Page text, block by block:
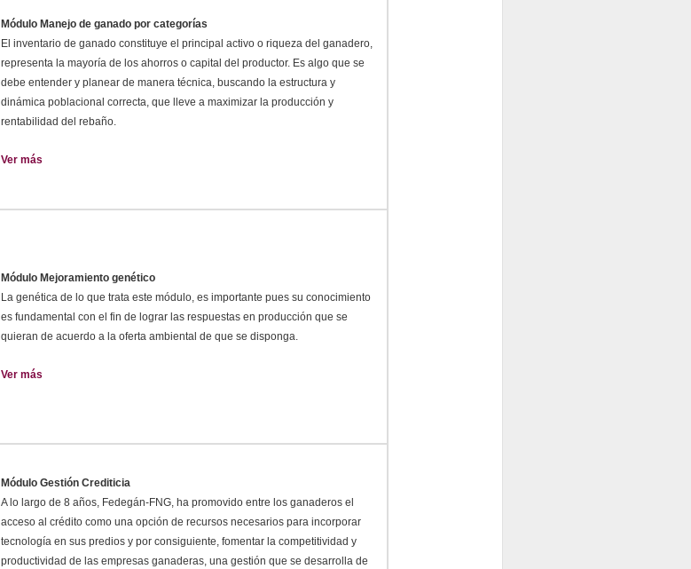
Módulo Manejo de ganado por categorías
El inventario de ganado constituye el principal activo o riqueza del ganadero,
representa la mayoría de los ahorros o capital del productor. Es algo que se
debe entender y planear de manera técnica, buscando la estructura y
dinámica poblacional correcta, que lleve a maximizar la producción y
rentabilidad del rebaño.
Ver más
Módulo Mejoramiento genético
La genética de lo que trata este módulo, es importante pues su conocimiento
es fundamental con el fin de lograr las respuestas en producción que se
quieran de acuerdo a la oferta ambiental de que se disponga.
Ver más
Módulo Gestión Crediticia
A lo largo de 8 años, Fedegán-FNG, ha promovido entre los ganaderos el
acceso al crédito como una opción de recursos necesarios para incorporar
tecnología en sus predios y por consiguiente, fomentar la competitividad y
productividad de las empresas ganaderas, una gestión que se desarrolla de